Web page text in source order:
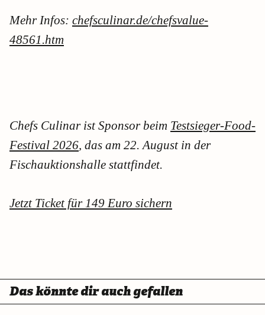
Mehr Infos: chefsculinar.de/chefsvalue-
48561.htm
Chefs Culinar ist Sponsor beim Testsieger-Food-
Festival 2026, das am 22. August in der
Fischauktionshalle stattfindet.
Jetzt Ticket für 149 Euro sichern
Das könnte dir auch gefallen